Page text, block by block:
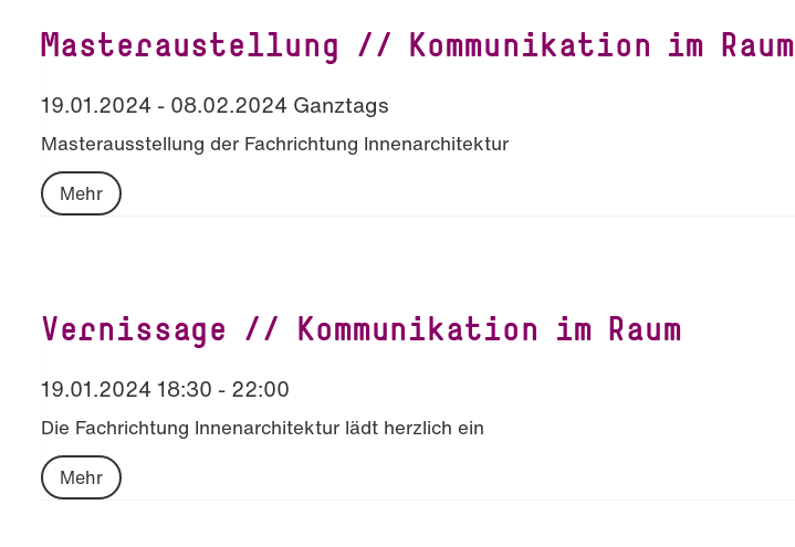
Masteraustellung // Kommunikation im Raum
19.01.2024 - 08.02.2024 Ganztags
Masterausstellung der Fachrichtung Innenarchitektur
Mehr
Vernissage // Kommunikation im Raum
19.01.2024 18:30 - 22:00
Die Fachrichtung Innenarchitektur lädt herzlich ein
Mehr